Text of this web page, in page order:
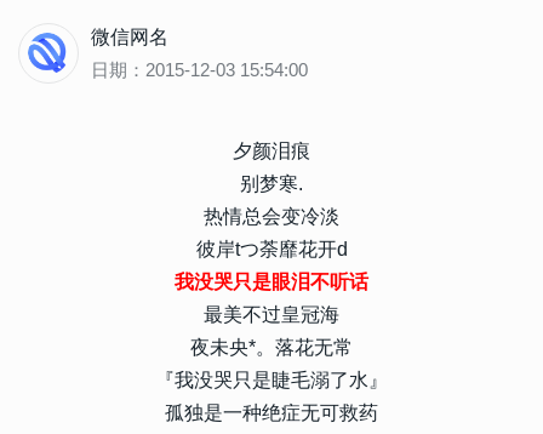
微信网名
日期：2015-12-03 15:54:00
夕颜泪痕
别梦寒.
热情总会变冷淡
彼岸tつ荼靡花开d
我没哭只是眼泪不听话
最美不过皇冠海
夜未央*。落花无常
『我没哭只是睫毛溺了水』
孤独是一种绝症无可救药